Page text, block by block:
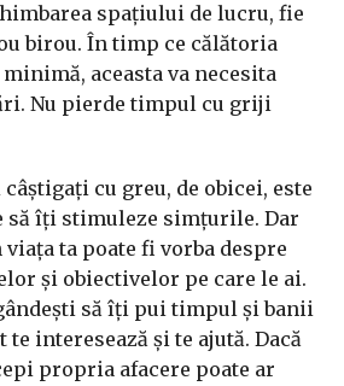
spațiului de lucru, fie
birou. În timp ce călătoria
aceasta va necesita
Nu pierde timpul cu griji
cu greu, de obicei, este
să îți stimuleze simțurile. Dar
viața ta poate fi vorba despre
și obiectivelor pe care le ai.
să îți pui timpul și banii
te interesează și te ajută. Dacă
propria afacere poate ar